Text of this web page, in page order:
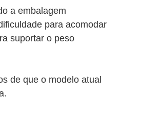
a embalagem
para acomodar
suportar o peso
de que o modelo atual